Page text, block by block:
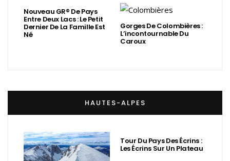
Nouveau GR® De Pays
Entre Deux Lacs : Le Petit
Dernier De La Famille Est
Né
Gorges De Colombières :
L’incontournable Du
Caroux
HAUTES-ALPES
Tour Du Pays Des Écrins :
Les Écrins Sur Un Plateau